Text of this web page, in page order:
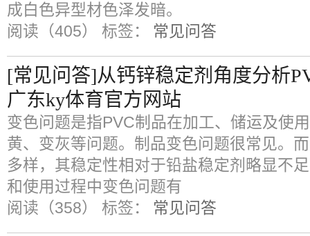
成白色异型材色泽发暗。
阅读（405） 标签： 常见问答
[常见问答]从钙锌稳定剂角度分析
广东ky体育官方网站
变色问题是指PVC制品在加工、储运及使
黄、变灰等问题。制品变色问题很常见。
多样，其稳定性相对于铅盐稳定剂略显不
和使用过程中变色问题有
阅读（358） 标签： 常见问答